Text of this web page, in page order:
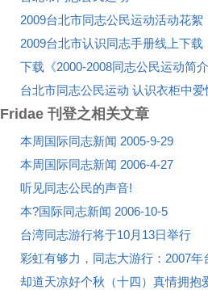
2009台北市同志公民运动活动花絮
2009台北市认识同志手册线上下载
下载《2000-2008同志公民运动简
台北市同志公民运动 认识衣柜中爱
Fridae 刊登之相关文章
本周国际同志新闻 2005-9-29
本周国际同志新闻 2006-4-27
听见同志公民的声音!
本?国际同志新闻 2006-10-5
台湾同志游行将于10月13日举行
彩虹有够力，同志大游行：2007年
却道天凉好个秋（十四）真情拥抱